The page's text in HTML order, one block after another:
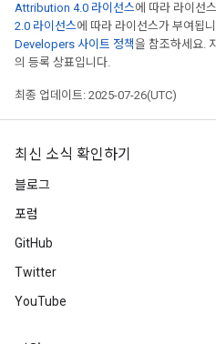
Attribution 4.0 라이선스에 따라 라이선
2.0 라이선스에 따라 라이선스가 부여됩
Developers 사이트 정책을 참조하세요.
의 등록 상표입니다.
최종 업데이트: 2025-07-26(UTC)
최신 소식 확인하기
블로그
포럼
GitHub
Twitter
YouTube